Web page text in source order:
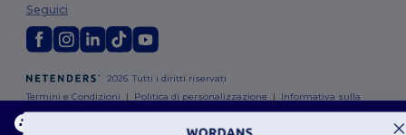
2026. Tutti i diritti riservati
Termini e Condizioni | Politica di personalizzazione | Informativa sulla
privacy|Politica sui cookie|Site Map
Seguici